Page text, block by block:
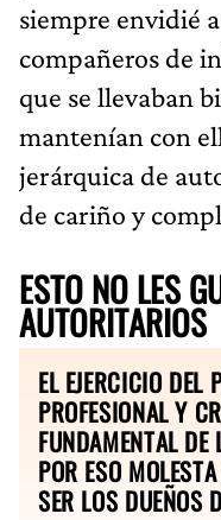
siempre envidié
compañeros de
que se llevaban
mantenían con
jerárquica de
de cariño y
ESTO NO LES
AUTORITARIOS
EL EJERCICIO DEL
PROFESIONAL Y
FUNDAMENTAL
POR ESO
SER LOS DUEÑOS